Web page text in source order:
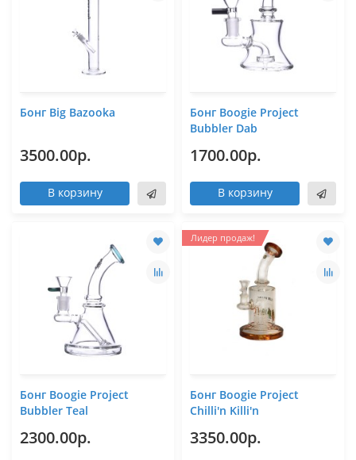
Бонг Big Bazooka
3500.00р.
В корзину
Бонг Boogie Project
Bubbler Dab
1700.00р.
В корзину
Бонг Boogie Project
Bubbler Teal
2300.00р.
Лидер продаж!
Бонг Boogie Project
Chilli'n Killi'n
3350.00р.